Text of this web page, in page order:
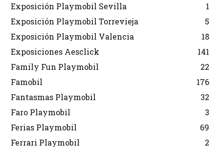
Exposición Playmobil Sevilla
1
Exposición Playmobil Torrevieja
5
Exposición Playmobil Valencia
18
Exposiciones Aesclick
141
Family Fun Playmobil
22
Famobil
176
Fantasmas Playmobil
32
Faro Playmobil
3
Ferias Playmobil
69
Ferrari Playmobil
2